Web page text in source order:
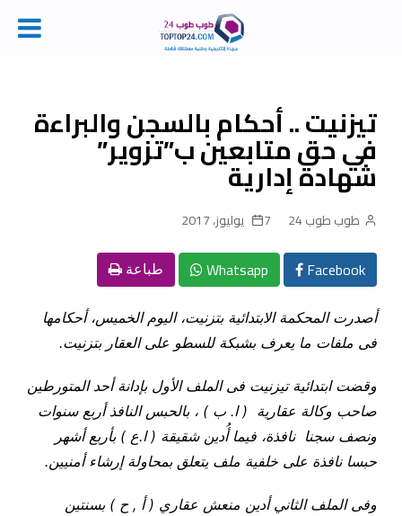
contentتيزنيت .. أحكام بالسجن والبراءة
في حق متابعين ب”تزوير”
شهادة إدارية
طوب طوب 24 7 يوليوز، 2017
Facebook
Whatsapp طباعة
أصدرت المحكمة الابتدائية بتزنيت، اليوم الخميس، أحكامها
فى ملفات ما يعرف بشبكة للسطو على العقار بتزنيت.
وقضت ابتدائية تيزنيت فى الملف الأول بإدانة أحد المتورطين
صاحب وكالة عقارية ( ا. ب ) ، بالحبس النافذ أربع سنوات
ونصف سجنا نافذة، فيما أُدين شقيقة ( ا.ع ) بأربع أشهر
حبسا نافذة على خلفية ملف يتعلق بمحاولة إرشاء أمنيين.
وفى الملف الثاني أدين منعش عقاري ( أ , ح ) بسنتين